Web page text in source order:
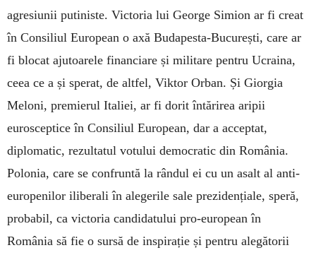
agresiunii putiniste. Victoria lui George Simion ar fi creat
în Consiliul European o axă Budapesta-București, care ar
fi blocat ajutoarele financiare și militare pentru Ucraina,
ceea ce a și sperat, de altfel, Viktor Orban. Și Giorgia
Meloni, premierul Italiei, ar fi dorit întărirea aripii
eurosceptice în Consiliul European, dar a acceptat,
diplomatic, rezultatul votului democratic din România.
Polonia, care se confruntă la rândul ei cu un asalt al anti-
europenilor iliberali în alegerile sale prezidențiale, speră,
probabil, ca victoria candidatului pro-european în
România să fie o sursă de inspirație și pentru alegătorii